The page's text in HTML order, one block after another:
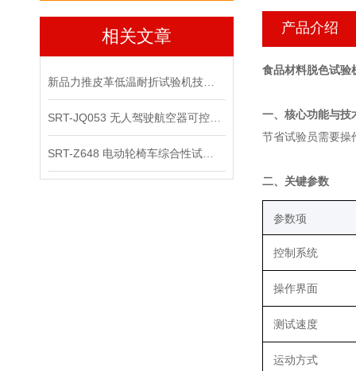
相关文章 产品介绍
食品材料脱色试验
一、核心功能与技
节省试验员需要操
‌二、关键参数
‌参数项‌
控制系统
操作界面
测试速度
运动方式